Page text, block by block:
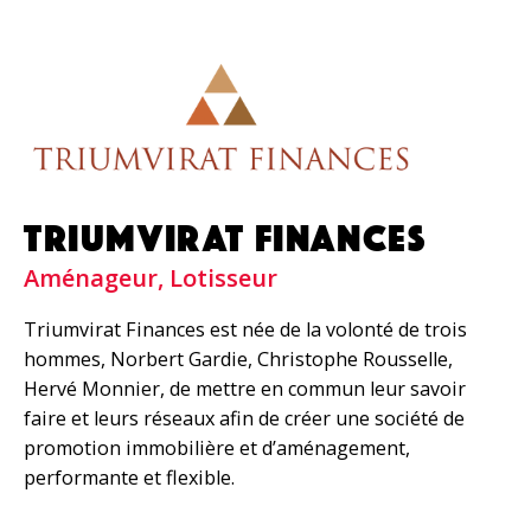
TRIUMVIRAT FINANCES
Aménageur, Lotisseur
Triumvirat Finances est née de la volonté de trois
hommes, Norbert Gardie, Christophe Rousselle,
Hervé Monnier, de mettre en commun leur savoir
faire et leurs réseaux afin de créer une société de
promotion immobilière et d’aménagement,
performante et flexible.